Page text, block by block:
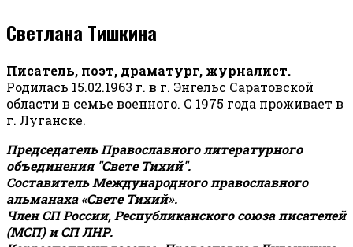
Светлана Тишкина
Писатель, поэт, драматург, журналист.
Родилась 15.02.1963 г. в г. Энгельс Саратовской
области в семье военного. С 1975 года проживает в
г. Луганске.
Председатель Православного литературного
объединения "Свете Тихий".
Составитель Международного православного
альманаха «Свете Тихий».
Член СП России, Республиканского союза писателей
(МСП) и СП ЛНР.